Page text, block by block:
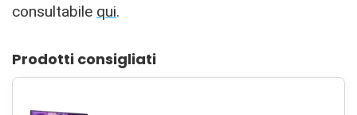
consultabile qui.
Prodotti consigliati